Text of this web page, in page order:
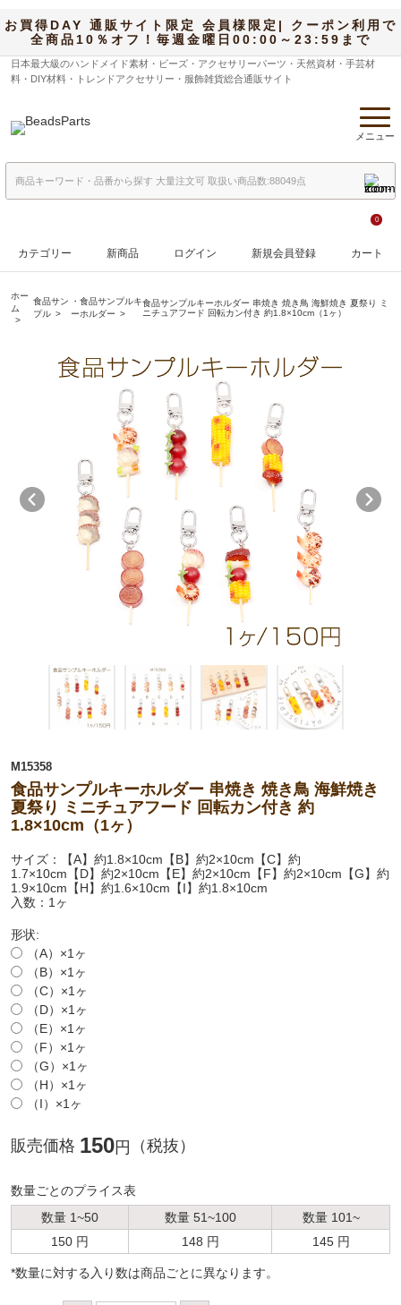
お買得DAY 通販サイト限定 会員様限定| クーポン利用で
全商品10％オフ！毎週金曜日00:00～23:59まで
日本最大級のハンドメイド素材・ビーズ・アクセサリーパーツ・天然資材・手芸材
料・DIY材料・トレンドアクセサリー・服飾雑貨総合通販サイト
メニュー
カテゴリー 新商品 ログイン 新規会員登録
0
カート
ホー
ム
食品サン
プル
・食品サンプルキ
ーホルダー
食品サンプルキーホルダー 串焼き 焼き鳥 海鮮焼き 夏祭り ミ
ニチュアフード 回転カン付き 約1.8×10cm（1ヶ）
M15358
食品サンプルキーホルダー 串焼き 焼き鳥 海鮮焼き
夏祭り ミニチュアフード 回転カン付き 約
1.8×10cm（1ヶ）
サイズ：【A】約1.8×10cm【B】約2×10cm【C】約
1.7×10cm【D】約2×10cm【E】約2×10cm【F】約2×10cm【G】約
1.9×10cm【H】約1.6×10cm【I】約1.8×10cm
入数：1ヶ
形状:
（A）×1ヶ
（B）×1ヶ
（C）×1ヶ
（D）×1ヶ
（E）×1ヶ
（F）×1ヶ
（G）×1ヶ
（H）×1ヶ
（I）×1ヶ
販売価格 150円 （税抜）
数量ごとのプライス表
数量 1~50
数量 51~100
数量 101~
150 円
148 円 145 円
*数量に対する⼊り数は商品ごとに異なります。